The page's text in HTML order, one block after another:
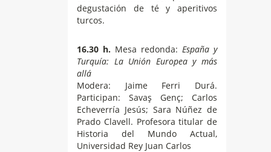
degustación de té y aperitivos
turcos.
16.30 h. Mesa redonda: España y
Turquía: La Unión Europea y más
allá
Modera: Jaime Ferri Durá.
Participan: Savaş Genç; Carlos
Echeverría Jesús; Sara Núñez de
Prado Clavell. Profesora titular de
Historia del Mundo Actual,
Universidad Rey Juan Carlos